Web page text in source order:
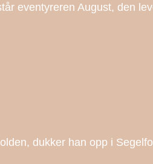
eventyreren August, den
dukker han opp i